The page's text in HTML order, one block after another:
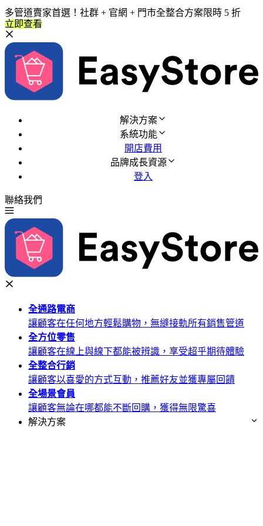
多管道賣家首選！社群 + 官網 + 門市全整合方案限時 5 折
立即查看
解決方案
系統功能
開店費用
品牌成長資源
登入
聯絡我們
全通路電商
讓顧客在任何地方輕鬆購物，無縫接軌所有銷售管道
全方位零售
讓顧客在線上與線下都能被辨識，享受超乎期待體驗
全整合行銷
讓顧客以喜愛的方式互動，推薦好友並獲專屬回饋
全場景會員
讓顧客無論在哪都能不斷回購，獲得無限驚喜
解決方案